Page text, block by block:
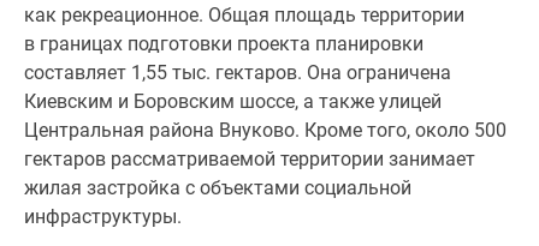
Ипотечный
калькулятор
Семейная
ипотека
ипотека
Банки
как рекреационное. Общая площадь территории
в границах подготовки проекта планировки
составляет 1,55 тыс. гектаров. Она ограничена
Киевским и Боровским шоссе, а также улицей
Центральная района Внуково. Кроме того, около 500
гектаров рассматриваемой территории занимает
жилая застройка с объектами социальной
инфраструктуры.